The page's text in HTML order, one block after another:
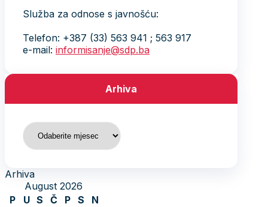
Služba za odnose s javnošću:
Telefon: +387 (33) 563 941 ; 563 917
e-mail: informisanje@sdp.ba
Arhiva
Arhiva
Arhiva
August 2026
P
U S Č P S
N